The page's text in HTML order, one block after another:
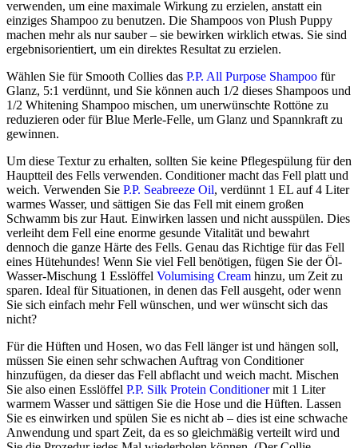
verwenden, um eine maximale Wirkung zu erzielen, anstatt ein
einziges Shampoo zu benutzen. Die Shampoos von Plush Puppy
machen mehr als nur sauber – sie bewirken wirklich etwas. Sie sind
ergebnisorientiert, um ein direktes Resultat zu erzielen.
Wählen Sie für Smooth Collies das P.P. All Purpose Shampoo für
Glanz, 5:1 verdünnt, und Sie können auch 1/2 dieses Shampoos und
1/2 Whitening Shampoo mischen, um unerwünschte Rottöne zu
reduzieren oder für Blue Merle-Felle, um Glanz und Spannkraft zu
gewinnen.
Um diese Textur zu erhalten, sollten Sie keine Pflegespülung für den
Hauptteil des Fells verwenden. Conditioner macht das Fell platt und
weich. Verwenden Sie P.P. Seabreeze Oil, verdünnt 1 EL auf 4 Liter
warmes Wasser, und sättigen Sie das Fell mit einem großen
Schwamm bis zur Haut. Einwirken lassen und nicht ausspülen. Dies
verleiht dem Fell eine enorme gesunde Vitalität und bewahrt
dennoch die ganze Härte des Fells. Genau das Richtige für das Fell
eines Hütehundes! Wenn Sie viel Fell benötigen, fügen Sie der Öl-
Wasser-Mischung 1 Esslöffel Volumising Cream hinzu, um Zeit zu
sparen. Ideal für Situationen, in denen das Fell ausgeht, oder wenn
Sie sich einfach mehr Fell wünschen, und wer wünscht sich das
nicht?
Für die Hüften und Hosen, wo das Fell länger ist und hängen soll,
müssen Sie einen sehr schwachen Auftrag von Conditioner
hinzufügen, da dieser das Fell abflacht und weich macht. Mischen
Sie also einen Esslöffel P.P. Silk Protein Conditionermit 1 Liter
warmem Wasser und sättigen Sie die Hose und die Hüften. Lassen
Sie es einwirken und spülen Sie es nicht ab – dies ist eine schwache
Anwendung und spart Zeit, da es so gleichmäßig verteilt wird und